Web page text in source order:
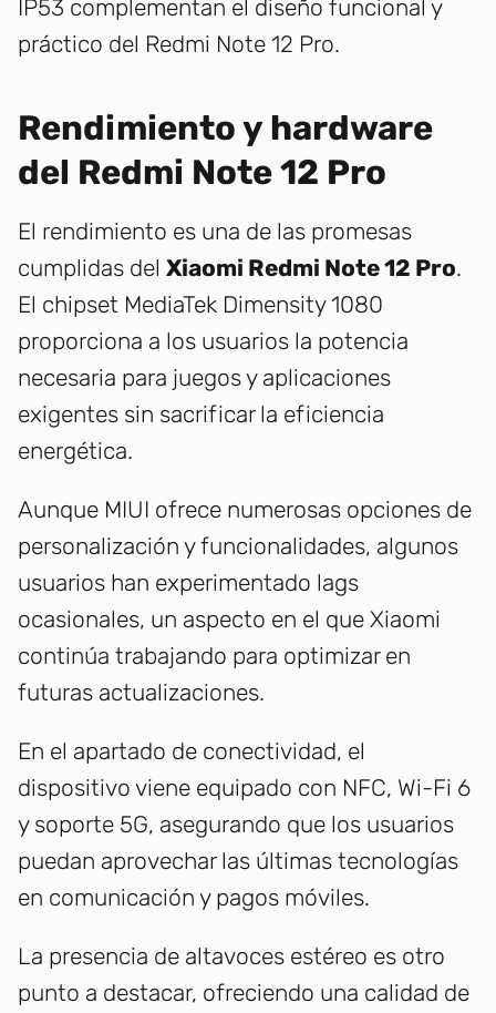
IP53 complementan el diseño funcional y
práctico del Redmi Note 12 Pro.
Rendimiento y hardware
del Redmi Note 12 Pro
El rendimiento es una de las promesas
cumplidas del Xiaomi Redmi Note 12 Pro.
El chipset MediaTek Dimensity 1080
proporciona a los usuarios la potencia
necesaria para juegos y aplicaciones
exigentes sin sacrificar la eficiencia
energética.
Aunque MIUI ofrece numerosas opciones de
personalización y funcionalidades, algunos
usuarios han experimentado lags
ocasionales, un aspecto en el que Xiaomi
continúa trabajando para optimizar en
futuras actualizaciones.
En el apartado de conectividad, el
dispositivo viene equipado con NFC, Wi-Fi 6
y soporte 5G, asegurando que los usuarios
puedan aprovechar las últimas tecnologías
en comunicación y pagos móviles.
La presencia de altavoces estéreo es otro
punto a destacar, ofreciendo una calidad de